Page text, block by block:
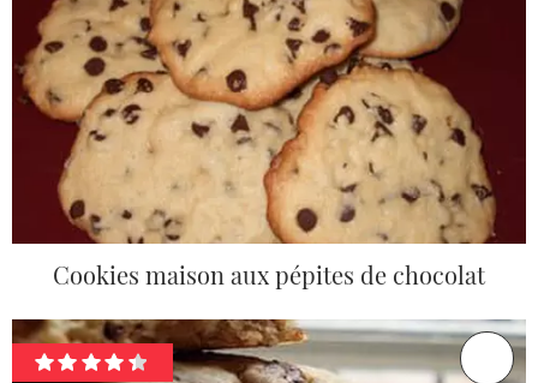
Cookies maison aux pépites de chocolat